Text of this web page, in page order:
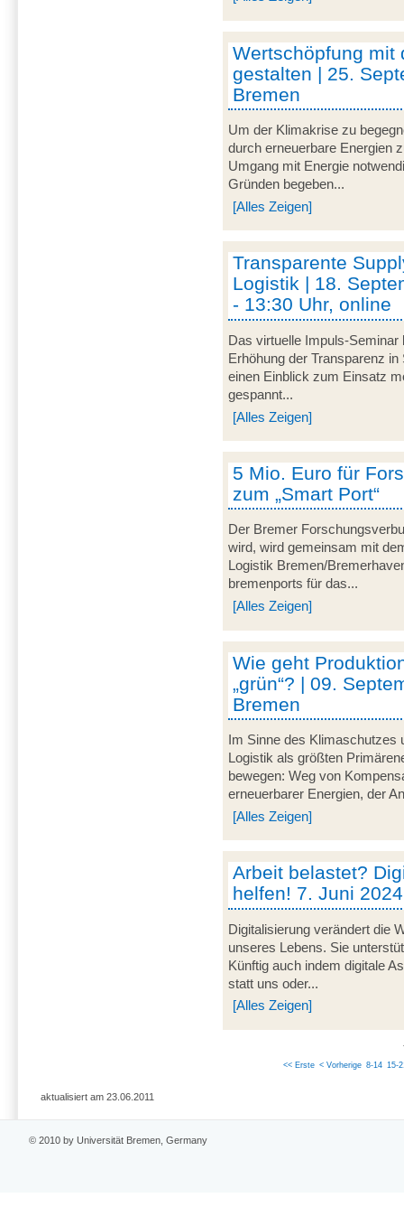
Wertschöpfung mit
gestalten | 25.
Bremen
Um der Klimakrise zu
durch erneuerbare Energien
Umgang mit Energie
Gründen begeben...
[Alles Zeigen]
Transparente
Logistik | 18.
- 13:30 Uhr, online
Das virtuelle Impuls-Seminar
Erhöhung der Transparenz
einen Einblick zum Einsatz
gespannt...
[Alles Zeigen]
5 Mio. Euro für
zum „Smart Port“
Der Bremer
wird, wird gemeinsam mit
Logistik Bremen/
bremenports für das...
[Alles Zeigen]
Wie geht
„grün“? | 09.
Bremen
Im Sinne des Klimaschutzes
Logistik als größten
bewegen: Weg von
erneuerbarer Energien, der
[Alles Zeigen]
Arbeit belastet?
helfen! 7. Juni
Digitalisierung verändert die
unseres Lebens. Sie
Künftig auch indem digitale
statt uns oder...
[Alles Zeigen]
<< Erste < Vorherige 8-14 15-
aktualisiert am 23.06.2011
© 2010 by Universität Bremen, Germany